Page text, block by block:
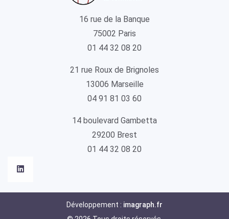
16 rue de la Banque
75002 Paris
01 44 32 08 20
21 rue Roux de Brignoles
13006 Marseille
04 91 81 03 60
14 boulevard Gambetta
29200 Brest
01 44 32 08 20
Développement : imagraph.fr